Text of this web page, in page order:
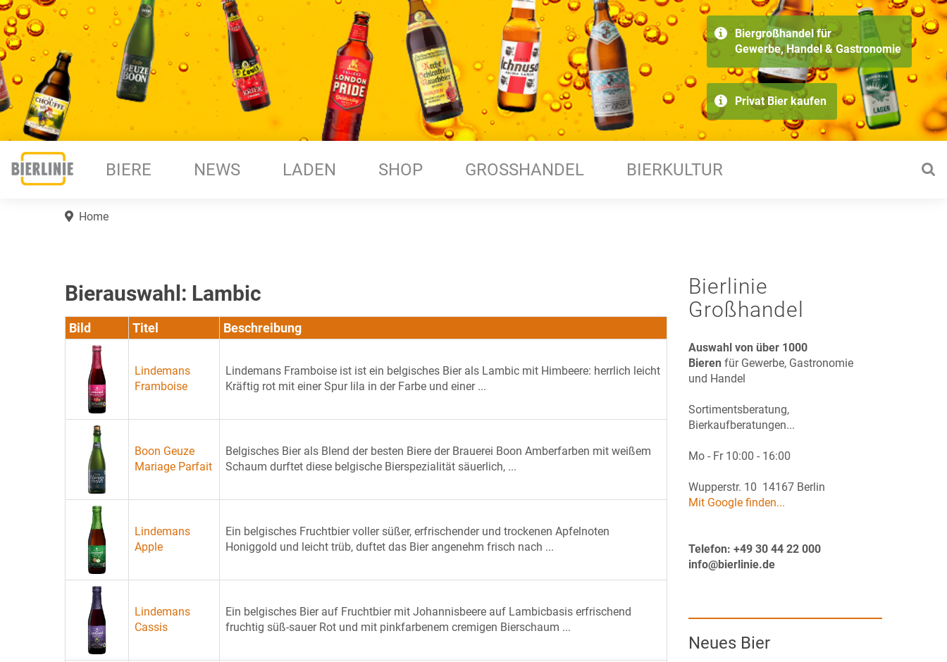
Biergroßhandel für
Gewerbe, Handel & Gastronomie
Privat Bier kaufen
BIERE NEWS LADEN SHOP GROSSHANDEL BIERKULTUR
Home
Bierlinie
Großhandel
Auswahl von über 1000
Bieren für Gewerbe, Gastronomie
und Handel
Sortimentsberatung,
Bierkaufberatungen...
Mo - Fr 10:00 - 16:00
Wupperstr. 10 14167 Berlin
Mit Google finden...
Telefon: +49 30 44 22 000
info@bierlinie.de
Neues Bier
Bierauswahl: Lambic
Bild Titel Beschreibung
Lindemans
Framboise
Lindemans Framboise ist ist ein belgisches Bier als Lambic mit Himbeere: herrlich leicht
Kräftig rot mit einer Spur lila in der Farbe und einer ...
Boon Geuze
Mariage Parfait
Belgisches Bier als Blend der besten Biere der Brauerei Boon Amberfarben mit weißem
Schaum durftet diese belgische Bierspezialität säuerlich, ...
Lindemans
Apple
Ein belgisches Fruchtbier voller süßer, erfrischender und trockenen Apfelnoten
Honiggold und leicht trüb, duftet das Bier angenehm frisch nach ...
Lindemans
Cassis
Ein belgisches Bier auf Fruchtbier mit Johannisbeere auf Lambicbasis erfrischend
fruchtig süß-sauer Rot und mit pinkfarbenem cremigen Bierschaum ...